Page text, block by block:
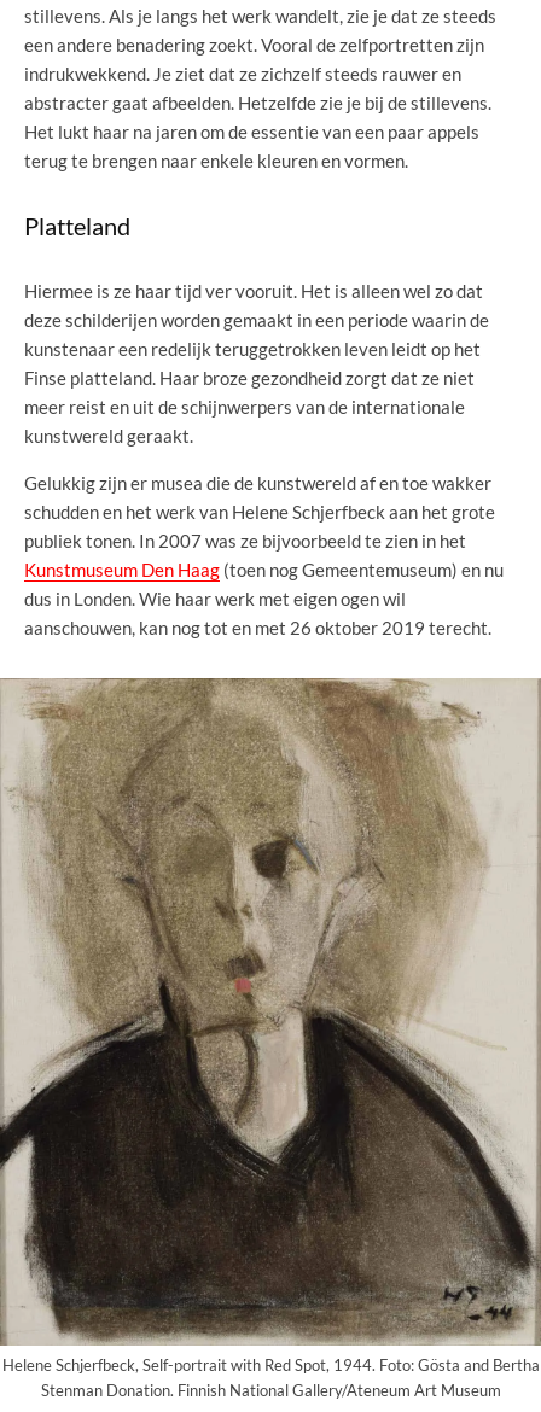
stillevens. Als je langs het werk wandelt, zie je dat ze steeds
een andere benadering zoekt. Vooral de zelfportretten zijn
indrukwekkend. Je ziet dat ze zichzelf steeds rauwer en
abstracter gaat afbeelden. Hetzelfde zie je bij de stillevens.
Het lukt haar na jaren om de essentie van een paar appels
terug te brengen naar enkele kleuren en vormen.
Platteland
Hiermee is ze haar tijd ver vooruit. Het is alleen wel zo dat
deze schilderijen worden gemaakt in een periode waarin de
kunstenaar een redelijk teruggetrokken leven leidt op het
Finse platteland. Haar broze gezondheid zorgt dat ze niet
meer reist en uit de schijnwerpers van de internationale
kunstwereld geraakt.
Gelukkig zijn er musea die de kunstwereld af en toe wakker
schudden en het werk van Helene Schjerfbeck aan het grote
publiek tonen. In 2007 was ze bijvoorbeeld te zien in het
Kunstmuseum Den Haag (toen nog Gemeentemuseum) en nu
dus in Londen. Wie haar werk met eigen ogen wil
aanschouwen, kan nog tot en met 26 oktober 2019 terecht.
Helene Schjerfbeck, Self-portrait with Red Spot, 1944. Foto: Gösta and Bertha
Stenman Donation. Finnish National Gallery/Ateneum Art Museum